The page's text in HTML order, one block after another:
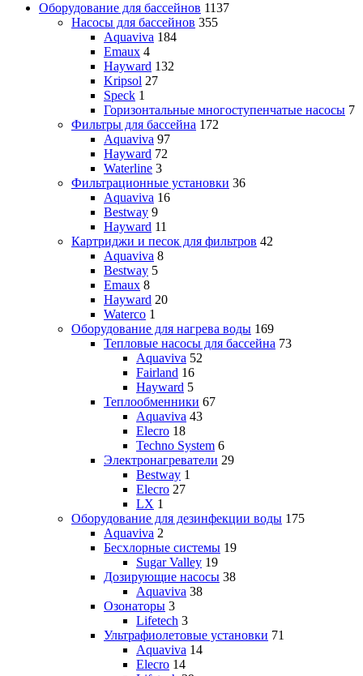
Оборудование для бассейнов 1137
Насосы для бассейнов 355
Aquaviva 184
Emaux 4
Hayward 132
Kripsol 27
Speck 1
Горизонтальные многоступенчатые насосы 7
Фильтры для бассейна 172
Aquaviva 97
Hayward 72
Waterline 3
Фильтрационные установки 36
Aquaviva 16
Bestway 9
Hayward 11
Картриджи и песок для фильтров 42
Aquaviva 8
Bestway 5
Emaux 8
Hayward 20
Waterco 1
Оборудование для нагрева воды 169
Тепловые насосы для бассейна 73
Aquaviva 52
Fairland 16
Hayward 5
Теплообменники 67
Aquaviva 43
Elecro 18
Techno System 6
Электронагреватели 29
Bestway 1
Elecro 27
LX 1
Оборудование для дезинфекции воды 175
Aquaviva 2
Бесхлорные системы 19
Sugar Valley 19
Дозирующие насосы 38
Aquaviva 38
Озонаторы 3
Lifetech 3
Ультрафиолетовые установки 71
Aquaviva 14
Elecro 14